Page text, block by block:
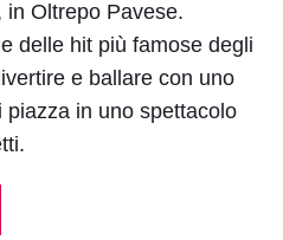
in Oltrepo Pavese.
delle hit più famose degli
e ballare con uno
in uno spettacolo
Contrasto
chiaro